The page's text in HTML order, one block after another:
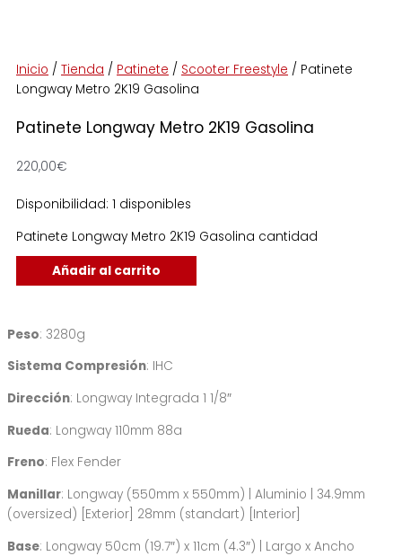
Inicio / Tienda / Patinete / Scooter Freestyle / Patinete
Longway Metro 2K19 Gasolina
Patinete Longway Metro 2K19 Gasolina
220,00€
Disponibilidad: 1 disponibles
Patinete Longway Metro 2K19 Gasolina cantidad
Añadir al carrito
Peso: 3280g
Sistema Compresión: IHC
Dirección: Longway Integrada 1 1/8″
Rueda: Longway 110mm 88a
Freno: Flex Fender
Manillar: Longway (550mm x 550mm) | Aluminio | 34.9mm
(oversized) [Exterior] 28mm (standart) [Interior]
Base: Longway 50cm (19.7″) x 11cm (4.3″) | Largo x Ancho